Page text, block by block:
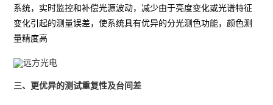
系统，实时监控和补偿光源波动，减少由于亮度变化或光谱特征
变化引起的测量误差，使系统具有优异的分光测色功能，颜色测
量精度高
三、更优异的测试重复性及台间差